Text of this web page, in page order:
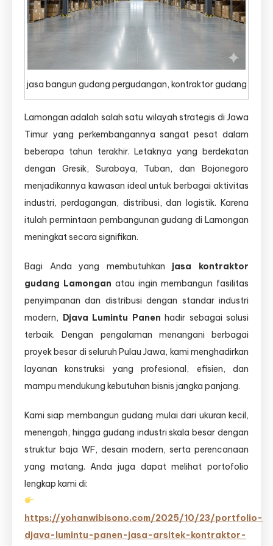
jasa bangun gudang pergudangan, kontraktor gudang
Lamongan adalah salah satu wilayah strategis di Jawa
Timur yang perkembangannya sangat pesat dalam
beberapa tahun terakhir. Letaknya yang berdekatan
dengan Gresik, Surabaya, Tuban, dan Bojonegoro
menjadikannya kawasan ideal untuk berbagai aktivitas
industri, perdagangan, distribusi, dan logistik. Karena
itulah permintaan pembangunan gudang di Lamongan
meningkat secara signifikan.
Bagi Anda yang membutuhkan jasa kontraktor
gudang Lamongan atau ingin membangun fasilitas
penyimpanan dan distribusi dengan standar industri
modern, Djava Lumintu Panen hadir sebagai solusi
terbaik. Dengan pengalaman menangani berbagai
proyek besar di seluruh Pulau Jawa, kami menghadirkan
layanan konstruksi yang profesional, efisien, dan
mampu mendukung kebutuhan bisnis jangka panjang.
Kami siap membangun gudang mulai dari ukuran kecil,
menengah, hingga gudang industri skala besar dengan
struktur baja WF, desain modern, serta perencanaan
yang matang. Anda juga dapat melihat portofolio
lengkap kami di:
https://yohanwibisono.com/2025/10/23/portfolio-
djava-lumintu-panen-jasa-arsitek-kontraktor-